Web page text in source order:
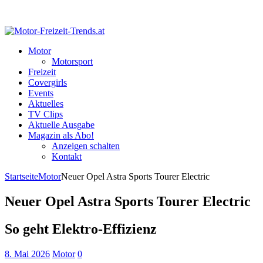
Motor
Motorsport
Freizeit
Covergirls
Events
Aktuelles
TV Clips
Aktuelle Ausgabe
Magazin als Abo!
Anzeigen schalten
Kontakt
StartseiteMotorNeuer Opel Astra Sports Tourer Electric
Neuer Opel Astra Sports Tourer Electric
So geht Elektro-Effizienz
8. Mai 2026 Motor 0